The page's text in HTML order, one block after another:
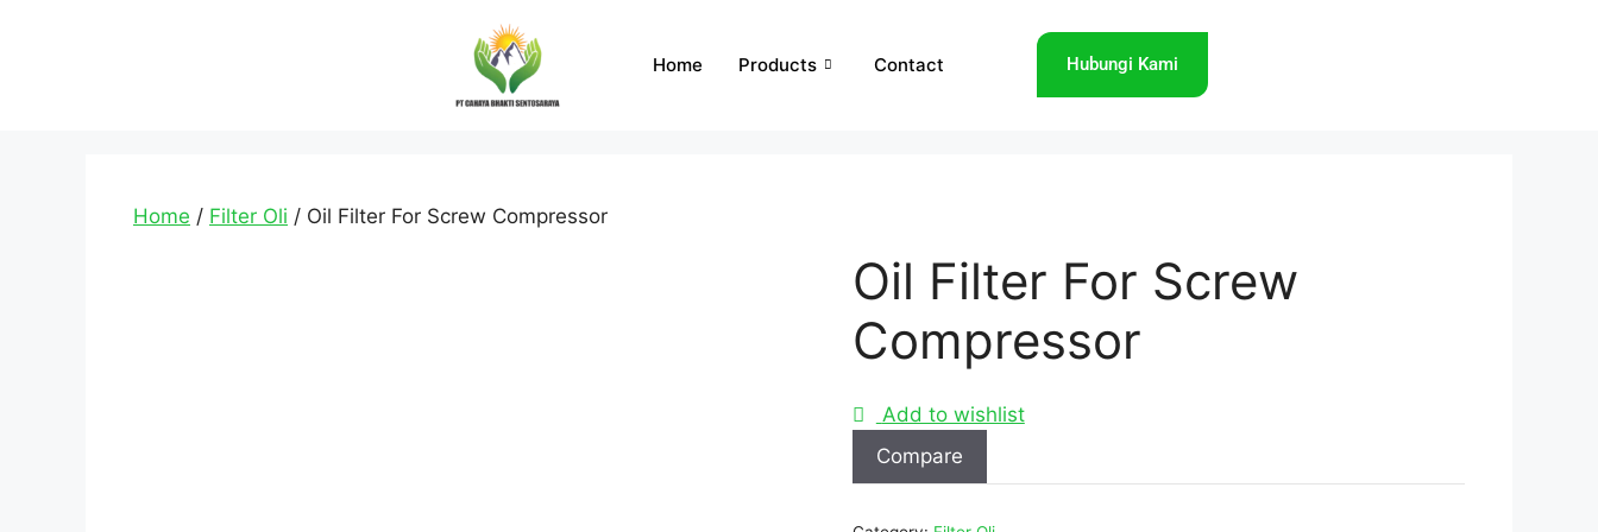
Home Products Contact Hubungi Kami
Home / Filter Oli / Oil Filter For Screw Compressor
Oil Filter For Screw
Compressor
Add to wishlist
Compare